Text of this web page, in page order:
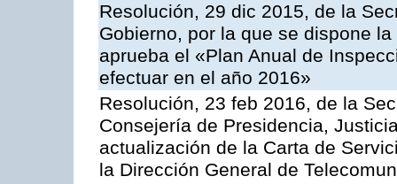
Resolución, 29 dic 2015, de la
Gobierno, por la que se dispone
aprueba el «Plan Anual de
efectuar en el año 2016»
Resolución, 23 feb 2016, de la
Consejería de Presidencia,
actualización de la Carta de
la Dirección General de